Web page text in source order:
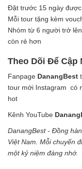
Đặt trước 15 ngày
Mỗi tour tặng kèm
Nhóm từ 6 người trở
còn rẻ hơn
Theo Dõi Để Cập
Fanpage DanangBest
tour mới Instagram có
hot
Kênh YouTube
DanangBest - Đồng
Việt Nam. Mỗi chuyến
một kỷ niệm đáng nhớ.